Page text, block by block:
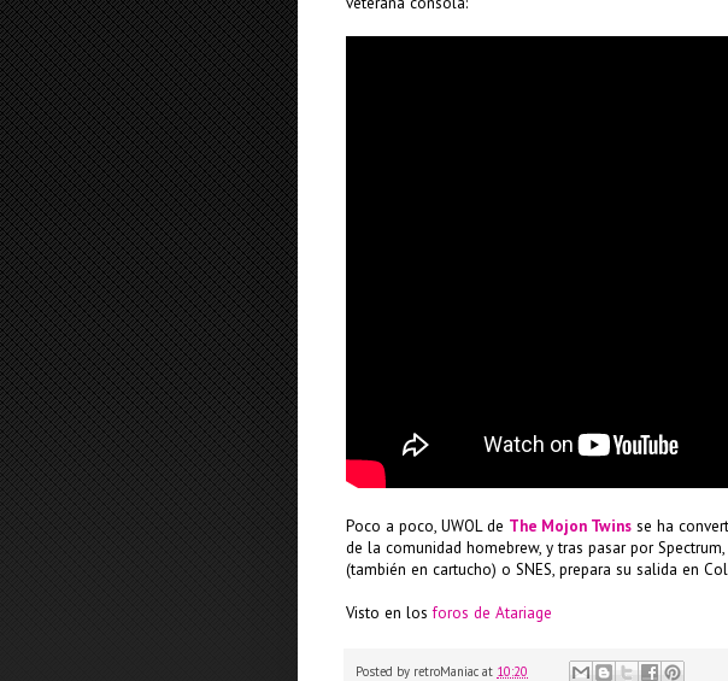
Poco a poco, UWOL de The Mojon Twins se ha
de la comunidad homebrew, y tras pasar por Spectrum,
(también en cartucho) o SNES, prepara su salida en
Visto en losforos de Atariage
Posted by retroManiac at 10:20